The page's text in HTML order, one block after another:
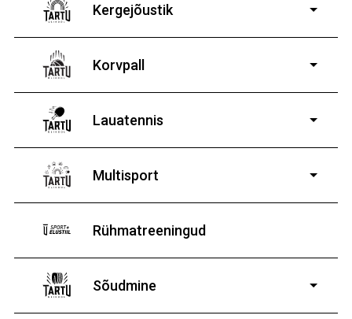
Kergejõustik
Korvpall
Lauatennis
poistele ja tüdrukutele
Multisport
Rühmatreeningud
Sõudmine